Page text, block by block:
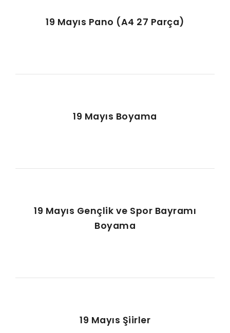
19 Mayıs Pano (A4 27 Parça)
19 Mayıs Boyama
19 Mayıs Gençlik ve Spor Bayramı
Boyama
19 Mayıs Şiirler